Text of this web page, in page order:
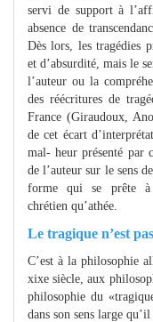
servi de support à
absence de
Dès lors, les tragédies
et d’absurdité, mais le
l’auteur ou la
des réécritures de
France (Giraudoux,
de cet écart
mal- heur présenté par
de l’auteur sur le sens
forme qui se prête à
chrétien qu’athée.
Le tragique n’est
C’est à la philosophie
xixe siècle, aux
philosophie du
dans son sens large